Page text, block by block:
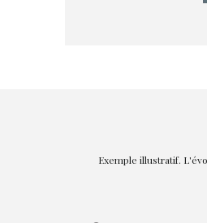
Exemple illustratif.